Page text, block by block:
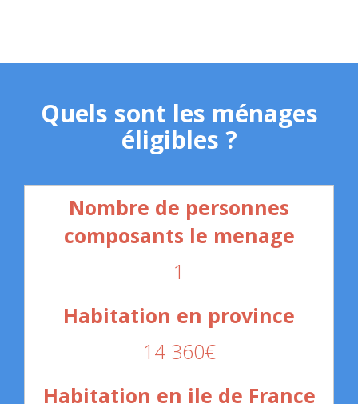
Quels sont les ménages
éligibles ?
1
14 360€